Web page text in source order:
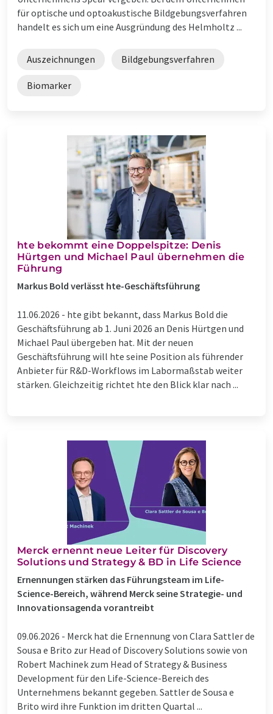
für optische und optoakustische Bildgebungsverfahren
handelt es sich um eine Ausgründung des Helmholtz ...
Auszeichnungen Bildgebungsverfahren
Biomarker
hte bekommt eine Doppelspitze: Denis
Hürtgen und Michael Paul übernehmen die
Führung
Markus Bold verlässt hte-Geschäftsführung
11.06.2026 - hte gibt bekannt, dass Markus Bold die
Geschäftsführung ab 1. Juni 2026 an Denis Hürtgen und
Michael Paul übergeben hat. Mit der neuen
Geschäftsführung will hte seine Position als führender
Anbieter für R&D-Workflows im Labormaßstab weiter
stärken. Gleichzeitig richtet hte den Blick klar nach ...
Merck ernennt neue Leiter für Discovery
Solutions und Strategy & BD in Life Science
Ernennungen stärken das Führungsteam im Life-
Science-Bereich, während Merck seine Strategie- und
Innovationsagenda vorantreibt
09.06.2026 - Merck hat die Ernennung von Clara Sattler de
Sousa e Brito zur Head of Discovery Solutions sowie von
Robert Machinek zum Head of Strategy & Business
Development für den Life-Science-Bereich des
Unternehmens bekannt gegeben. Sattler de Sousa e
Brito wird ihre Funktion im dritten Quartal ...